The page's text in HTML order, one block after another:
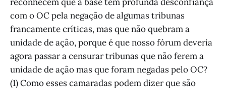
com o OC pela negação de algumas tribunas
francamente críticas, mas que não quebram a
unidade de ação, porque é que nosso fórum deveria
agora passar a censurar tribunas que não ferem a
unidade de ação mas que foram negadas pelo OC?
(1) Como esses camaradas podem dizer que são